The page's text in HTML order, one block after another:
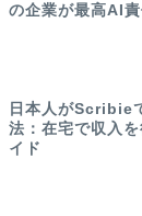
の企業が最高AI
日本人がScribie
法：在宅で収入
イド